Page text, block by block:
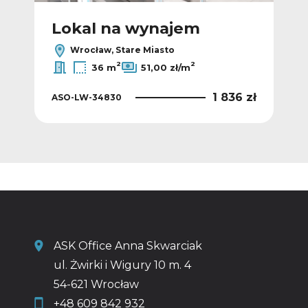
Lokal na wynajem
Wrocław, Stare Miasto
36 m2 51,00 zł/m2
ASO-LW-34830 1 836 zł
ASK Office Anna Skwarciak
ul. Żwirki i Wigury 10 m. 4
54-621 Wrocław
+48 609 842 932